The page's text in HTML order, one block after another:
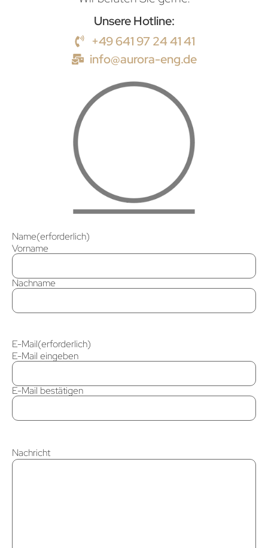
Unsere Hotline:
+49 641 97 24 41 41
info@aurora-eng.de
Name(erforderlich)
Vorname
Nachname
E-Mail(erforderlich)
E-Mail eingeben
E-Mail bestätigen
Nachricht